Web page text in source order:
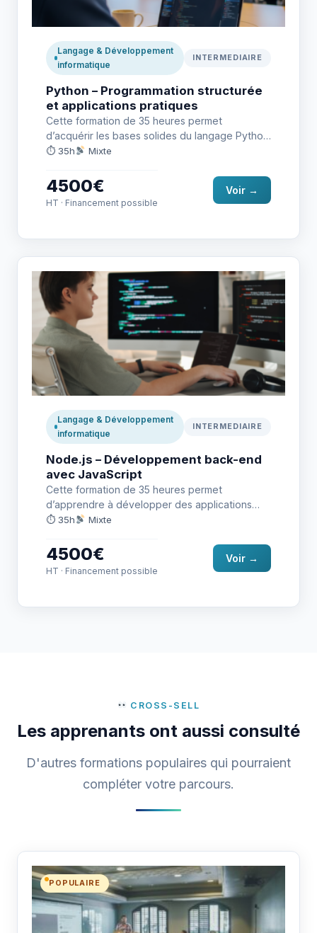
Langage & Développement
informatique
INTERMEDIAIRE
Python – Programmation structurée
et applications pratiques
Cette formation de 35 heures permet
d’acquérir les bases solides du langage Python.
À travers une approche progressive…
⏱ 35h Mixte
4500€
HT · Financement possible
Voir →
Langage & Développement
informatique
INTERMEDIAIRE
Node.js – Développement back-end
avec JavaScript
Cette formation de 35 heures permet
d’apprendre à développer des applications
côté serveur avec Node.js et Express. Les…
⏱ 35h Mixte
4500€
HT · Financement possible
Voir →
CROSS-SELL
Les apprenants ont aussi consulté
D'autres formations populaires qui pourraient
compléter votre parcours.
POPULAIRE